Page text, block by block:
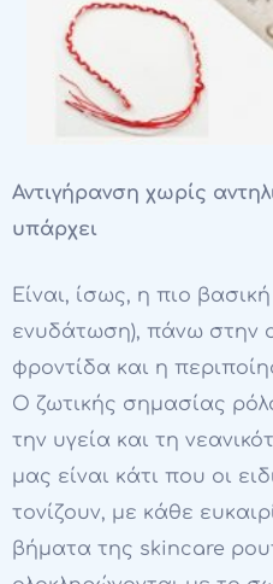
Αντιγήρανση χωρίς
υπάρχει
Είναι, ίσως, η πιο
ενυδάτωση), πάνω στην
φροντίδα και η
Ο ζωτικής σημασίας
την υγεία και τη
μας είναι κάτι που οι
τονίζουν, με κάθε
βήματα της skincare